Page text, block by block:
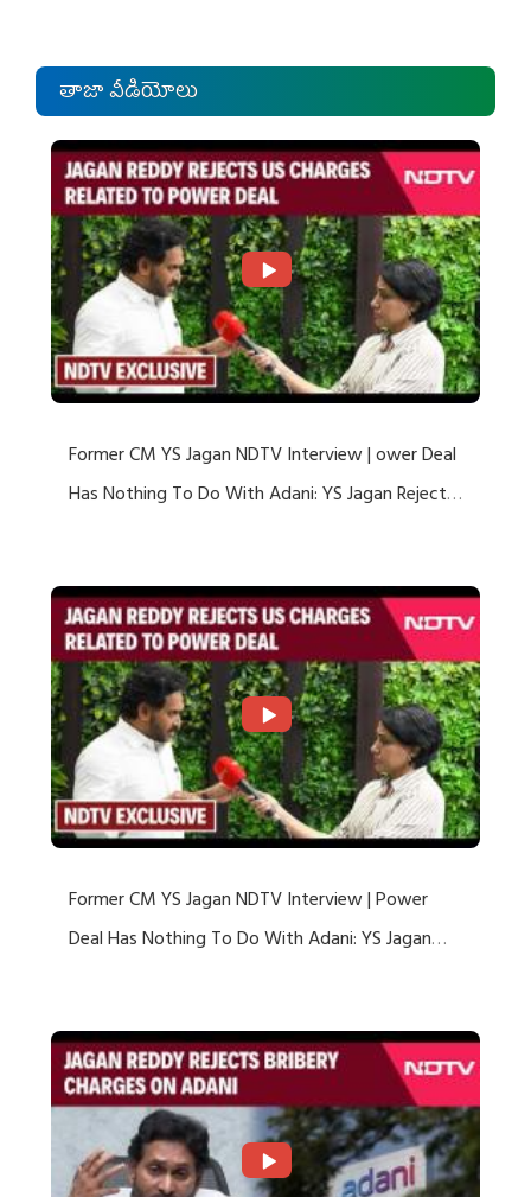
తాజా వీడియోలు
Former CM YS Jagan NDTV Interview | ower Deal
Has Nothing To Do With Adani: YS Jagan Rejects
Former CM YS Jagan NDTV Interview | Power
Deal Has Nothing To Do With Adani: YS Jagan